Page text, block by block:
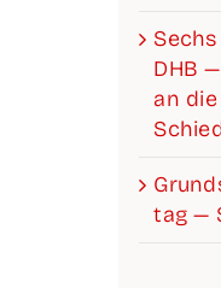
DHB
an
tag —